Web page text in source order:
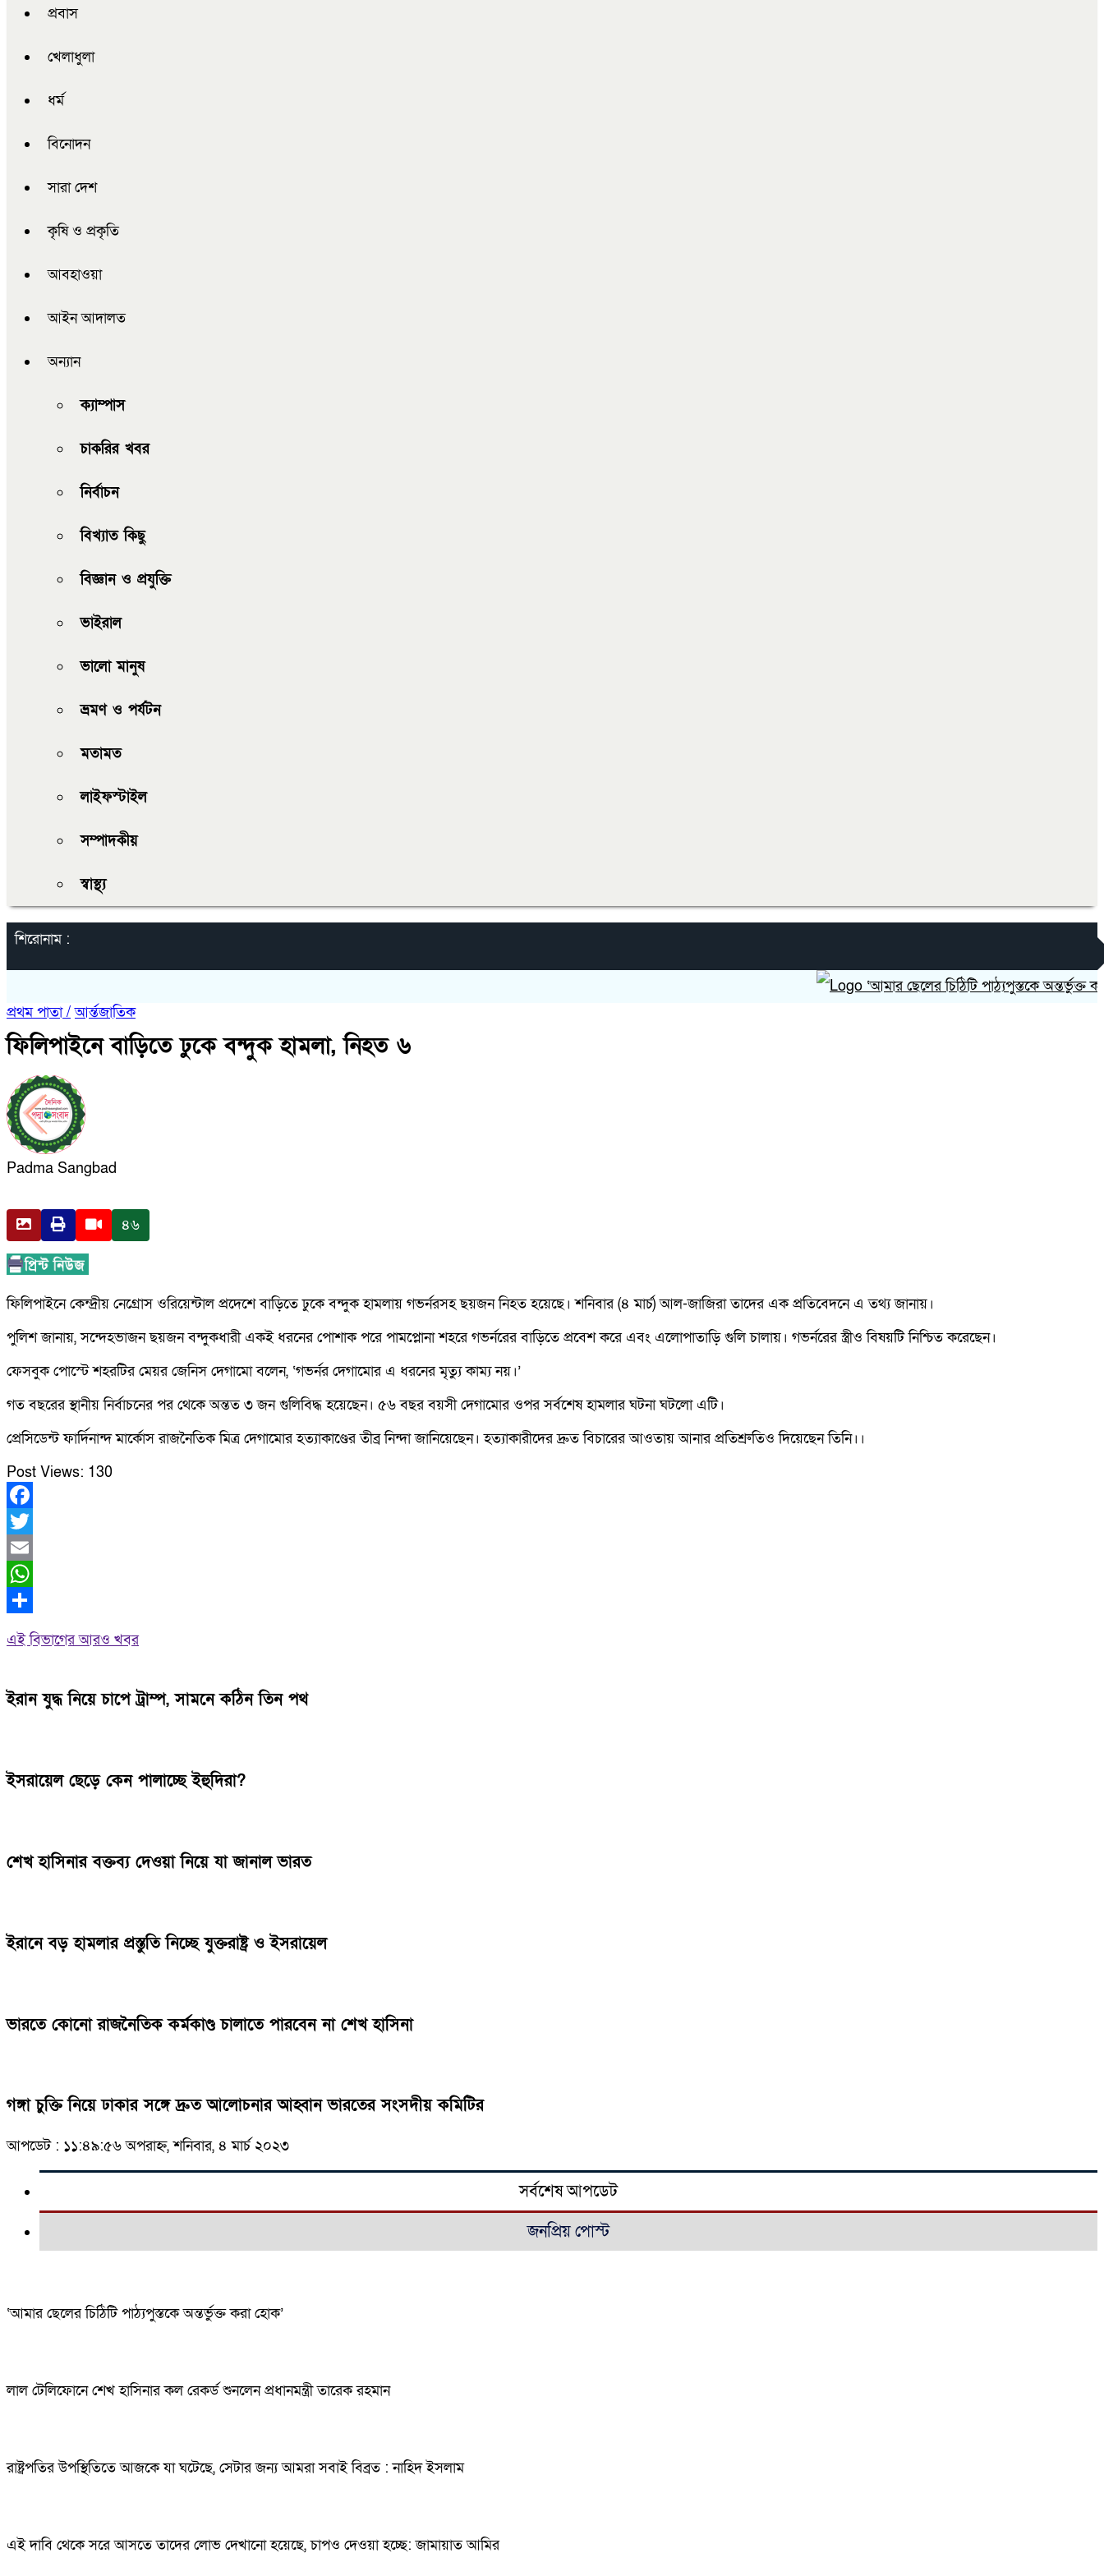
প্রবাস
খেলাধুলা
ধর্ম
বিনোদন
সারা দেশ
কৃষি ও প্রকৃতি
আবহাওয়া
আইন আদালত
অন্যান
ক্যাম্পাস
চাকরির খবর
নির্বাচন
বিখ্যাত কিছু
বিজ্ঞান ও প্রযুক্তি
ভাইরাল
ভালো মানুষ
ভ্রমণ ও পর্যটন
মতামত
লাইফস্টাইল
সম্পাদকীয়
স্বাস্থ্য
শিরোনাম :
‘আমার ছেলের চিঠিটি পাঠ্যপুস্তকে অন্তর্ভুক্ত করা হোক’
প্রথম পাতা / আর্ন্তজাতিক
ফিলিপাইনে বাড়িতে ঢুকে বন্দুক হামলা, নিহত ৬
Padma Sangbad
৪৬
ফিলিপাইনে কেন্দ্রীয় নেগ্রোস ওরিয়েন্টাল প্রদেশে বাড়িতে ঢুকে বন্দুক হামলায় গভর্নরসহ ছয়জন নিহত হয়েছে। শনিবার (৪ মার্চ) আল-জাজিরা তাদের এক প্রতিবেদনে এ তথ্য জানায়।
পুলিশ জানায়, সন্দেহভাজন ছয়জন বন্দুকধারী একই ধরনের পোশাক পরে পামপ্লোনা শহরে গভর্নরের বাড়িতে প্রবেশ করে এবং এলোপাতাড়ি গুলি চালায়। গভর্নরের স্ত্রীও বিষয়টি নিশ্চিত করেছেন।
ফেসবুক পোস্টে শহরটির মেয়র জেনিস দেগামো বলেন, ‘গভর্নর দেগামোর এ ধরনের মৃত্যু কাম্য নয়।’
গত বছরের স্থানীয় নির্বাচনের পর থেকে অন্তত ৩ জন গুলিবিদ্ধ হয়েছেন। ৫৬ বছর বয়সী দেগামোর ওপর সর্বশেষ হামলার ঘটনা ঘটলো এটি।
প্রেসিডেন্ট ফার্দিনান্দ মার্কোস রাজনৈতিক মিত্র দেগামোর হত্যাকাণ্ডের তীব্র নিন্দা জানিয়েছেন। হত্যাকারীদের দ্রুত বিচারের আওতায় আনার প্রতিশ্রুতিও দিয়েছেন তিনি।।
Post Views: 130
Facebook
Twitter
Email
WhatsApp
এই বিভাগের আরও খবর
ইরান যুদ্ধ নিয়ে চাপে ট্রাম্প, সামনে কঠিন তিন পথ
ইসরায়েল ছেড়ে কেন পালাচ্ছে ইহুদিরা?
শেখ হাসিনার বক্তব্য দেওয়া নিয়ে যা জানাল ভারত
ইরানে বড় হামলার প্রস্তুতি নিচ্ছে যুক্তরাষ্ট্র ও ইসরায়েল
ভারতে কোনো রাজনৈতিক কর্মকাণ্ড চালাতে পারবেন না শেখ হাসিনা
গঙ্গা চুক্তি নিয়ে ঢাকার সঙ্গে দ্রুত আলোচনার আহ্বান ভারতের সংসদীয় কমিটির
আপডেট : ১১:৪৯:৫৬ অপরাহ্ন, শনিবার, ৪ মার্চ ২০২৩
সর্বশেষ আপডেট
জনপ্রিয় পোস্ট
‘আমার ছেলের চিঠিটি পাঠ্যপুস্তকে অন্তর্ভুক্ত করা হোক’
লাল টেলিফোনে শেখ হাসিনার কল রেকর্ড শুনলেন প্রধানমন্ত্রী তারেক রহমান
রাষ্ট্রপতির উপস্থিতিতে আজকে যা ঘটেছে, সেটার জন্য আমরা সবাই বিব্রত : নাহিদ ইসলাম
এই দাবি থেকে সরে আসতে তাদের লোভ দেখানো হয়েছে, চাপও দেওয়া হচ্ছে: জামায়াত আমির